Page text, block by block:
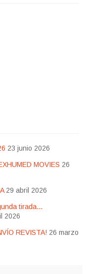
23 junio 2026
MOVIES 26
29 abril 2026
tirada…
2026
REVISTA! 26 marzo